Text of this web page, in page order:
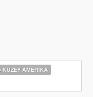
KUZEY AMERIKA